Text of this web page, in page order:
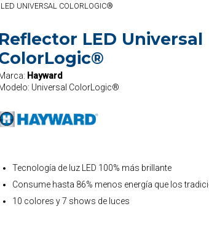
LED UNIVERSAL COLORLOGIC®
Reflector LED Universal
Hayward
Universal ColorLogic®
Tecnología de luz LED 100% más brillante
Consume hasta 86% menos energía que los
10 colores y 7 shows de luces